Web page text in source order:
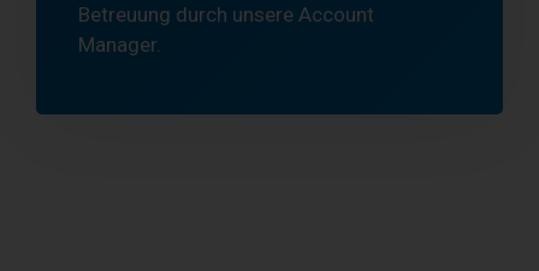
Betreuung durch unsere Account
Manager.